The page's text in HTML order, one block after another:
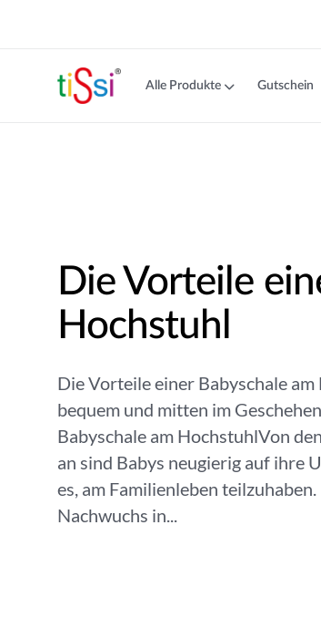
Alle Produkte Gutschein
Die Vorteile
Hochstuhl
Die Vorteile einer Babyschale am
bequem und mitten im
Babyschale am HochstuhlVon
an sind Babys neugierig auf ihre
es, am Familienleben
Nachwuchs in...